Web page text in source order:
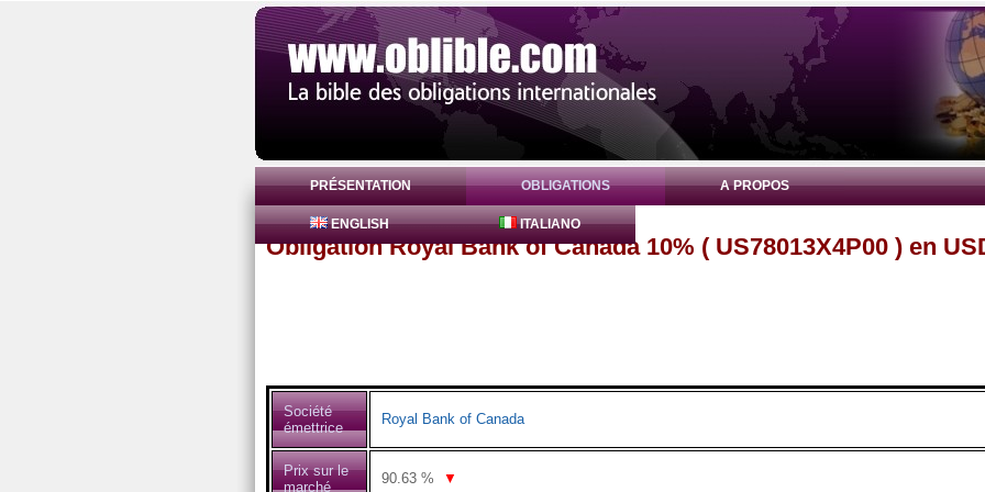
PRÉSENTATION OBLIGATIONS A PROPOS
ENGLISH ITALIANO
Obligation Royal Bank of Canada 10% ( US78013X4P00 ) en
Société
émettrice
Royal Bank of Canada
Prix sur le
marché
90.63% ▼